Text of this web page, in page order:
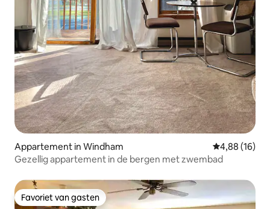
Appartement in Windham Gemiddelde
4,88 (16)
Gezellig appartement in de bergen met zwembad
Favoriet van gasten
Favoriet van gasten